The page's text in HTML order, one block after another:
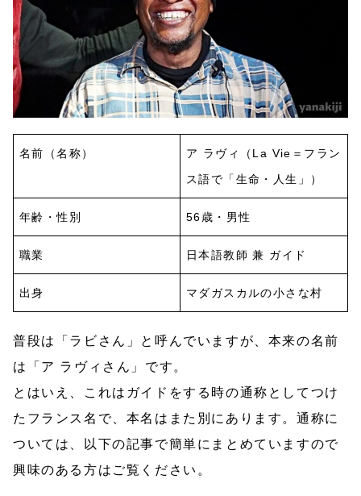
名前（名称）
ア ラヴィ（La Vie＝フラン
ス語で「生命・人生」）
年齢・性別 56歳・男性
職業 日本語教師 兼 ガイド
出身 マダガスカルの小さな村
普段は「ラビさん」と呼んでいますが、本来の名前
は「ア ラヴィさん」です。
とはいえ、これはガイドをする時の通称としてつけ
たフランス名で、本名はまた別にあります。通称に
ついては、以下の記事で簡単にまとめていますので
興味のある方はご覧ください。